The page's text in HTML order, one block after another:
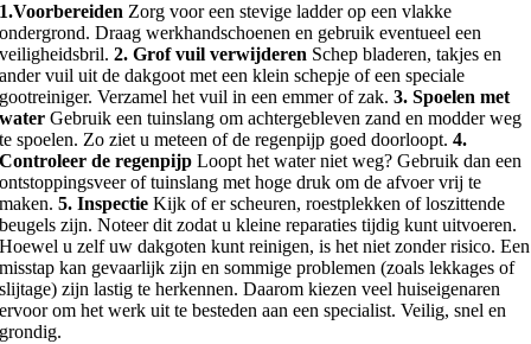
1.Voorbereiden Zorg voor een stevige ladder op een vlakke
ondergrond. Draag werkhandschoenen en gebruik eventueel een
veiligheidsbril.2. Grof vuil verwijderen Schep bladeren, takjes en
ander vuil uit de dakgoot met een klein schepje of een speciale
gootreiniger. Verzamel het vuil in een emmer of zak.3. Spoelen met
water Gebruik een tuinslang om achtergebleven zand en modder weg
te spoelen. Zo ziet u meteen of de regenpijp goed doorloopt.4.
Controleer de regenpijp Loopt het water niet weg? Gebruik dan een
ontstoppingsveer of tuinslang met hoge druk om de afvoer vrij te
maken.5. Inspectie Kijk of er scheuren, roestplekken of loszittende
beugels zijn. Noteer dit zodat u kleine reparaties tijdig kunt uitvoeren.
Hoewel u zelf uw dakgoten kunt reinigen, is het niet zonder risico. Een
misstap kan gevaarlijk zijn en sommige problemen (zoals lekkages of
slijtage) zijn lastig te herkennen. Daarom kiezen veel huiseigenaren
ervoor om het werk uit te besteden aan een specialist. Veilig, snel en
grondig.